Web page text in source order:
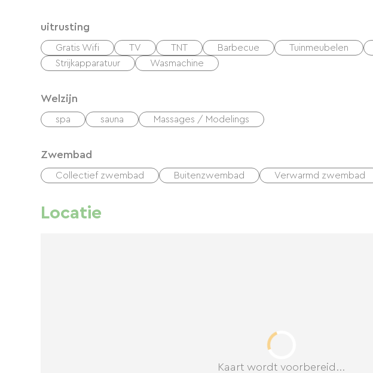
uitrusting
Gratis Wifi TV TNT Barbecue Tuinmeubelen
Strijkapparatuur
Wasmachine
Welzijn
spa sauna Massages / Modelings
Zwembad
Collectief zwembad Buitenzwembad Verwarmd zwembad
Locatie
Kaart wordt voorbereid...